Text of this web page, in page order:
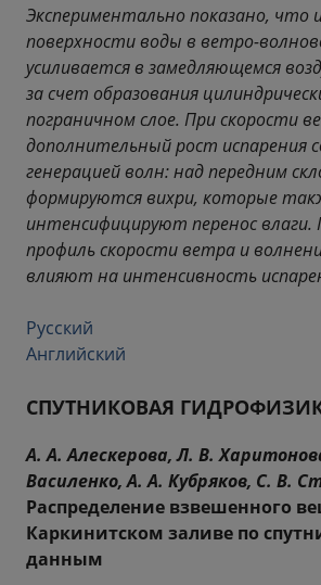
Экспериментально показано, что
поверхности воды в ветро-
усиливается в замедляющемся
за счет образования
пограничном слое. При скорости
дополнительный рост испарения
генерацией волн: над передним
формируются вихри, которые
интенсифицируют перенос влаги.
профиль скорости ветра и
влияют на интенсивность
Русский
Английский
СПУТНИКОВАЯ
А. А. Алескерова, Л. В.
Василенко, А. А. Кубряков, С. В.
Распределение взвешенного
Каркинитском заливе по
данным